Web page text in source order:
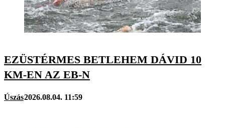
EZÜSTÉRMES BETLEHEM DÁVID 10
KM-EN AZ EB-N
Úszás2026.08.04. 11:59